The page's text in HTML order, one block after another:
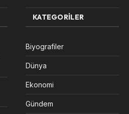
KATEGORILER
Biyografiler
Dünya
Ekonomi
Gündem